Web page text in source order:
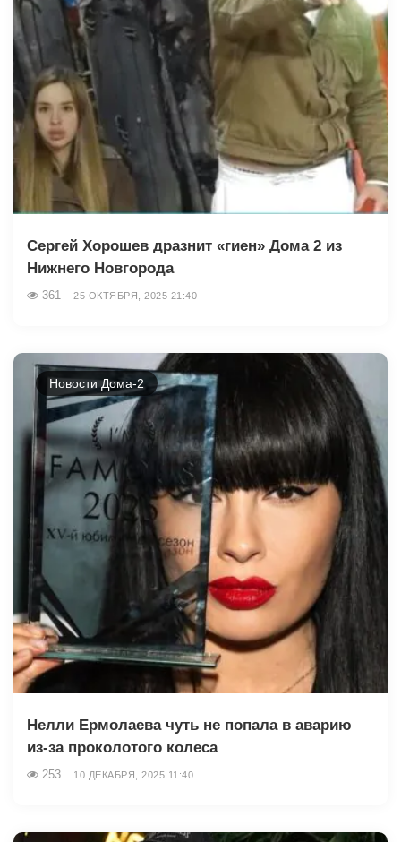
Сергей Хорошев дразнит «гиен» Дома 2 из
Нижнего Новгорода
361 25 ОКТЯБРЯ, 2025 21:40
Новости Дома-2
Нелли Ермолаева чуть не попала в аварию
из-за проколотого колеса
253 10 ДЕКАБРЯ, 2025 11:40